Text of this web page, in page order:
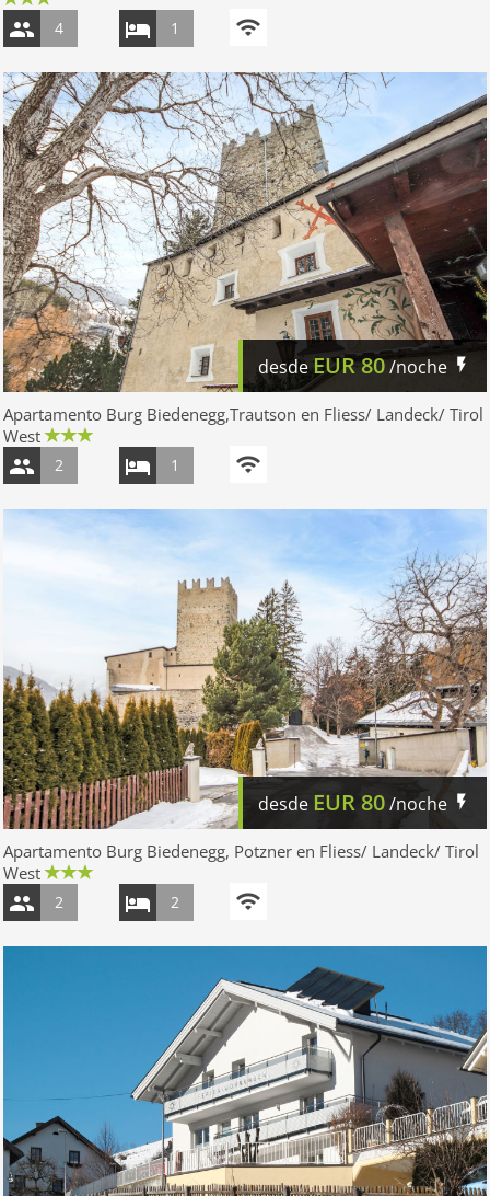
4 1
desdeEUR80/noche
Apartamento Burg Biedenegg,Trautson en Fliess/ Landeck/ Tirol
West
2 1
desde EUR 80/noche
Apartamento Burg Biedenegg, Potzner en Fliess/ Landeck/ Tirol
West
2 2